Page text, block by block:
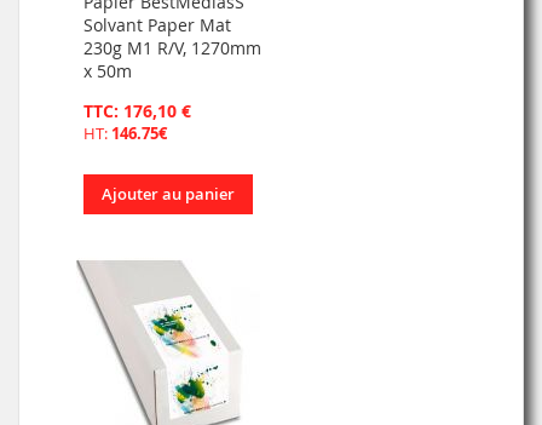
Solvant Paper Mat
230g M1 R/V, 1270mm
x 50m
TTC: 176,10 €
HT: 146.75€
Ajouter au panier